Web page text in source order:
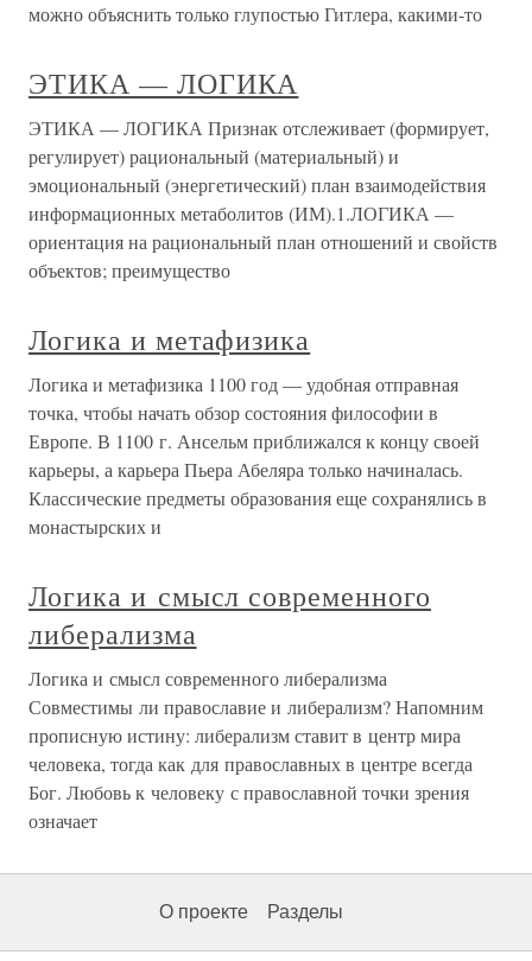
можно объяснить только глупостью Гитлера, какими-то
ЭТИКА — ЛОГИКА
ЭТИКА — ЛОГИКА Признак отслеживает (формирует,
регулирует) рациональный (материальный) и
эмоциональный (энергетический) план взаимодействия
информационных метаболитов (ИМ).1.ЛОГИКА —
ориентация на рациональный план отношений и свойств
объектов; преимущество
Логика и метафизика
Логика и метафизика 1100 год — удобная отправная
точка, чтобы начать обзор состояния философии в
Европе. В 1100 г. Ансельм приближался к концу своей
карьеры, а карьера Пьера Абеляра только начиналась.
Классические предметы образования еще сохранялись в
монастырских и
Логика и смысл современного
либерализма
Логика и смысл современного либерализма
Совместимы ли православие и либерализм? Напомним
прописную истину: либерализм ставит в центр мира
человека, тогда как для православных в центре всегда
Бог. Любовь к человеку с православной точки зрения
означает
О проекте Разделы